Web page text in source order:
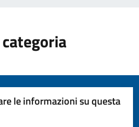
le informazioni su questa